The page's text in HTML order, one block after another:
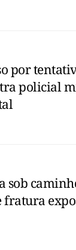
por
policial
sob
fratura